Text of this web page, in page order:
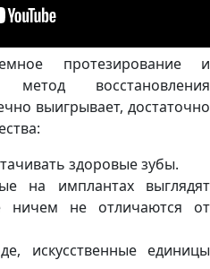
протезирование и
восстановления
выигрывает, достаточно
здоровые зубы.
на имплантах выглядят
ничем не отличаются от
искусственные единицы